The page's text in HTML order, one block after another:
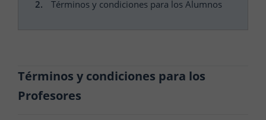
Términos y condiciones para los Alumnos
Términos y condiciones para los
Profesores